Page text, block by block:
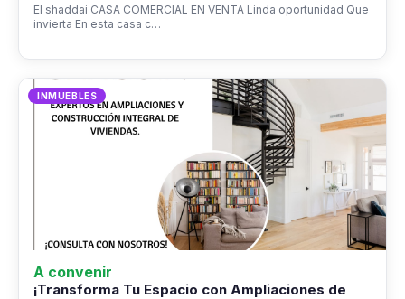
El shaddai CASA COMERCIAL EN VENTA Linda oportunidad Que
invierta En esta casa c…
INMUEBLES
A convenir
¡Transforma Tu Espacio con Ampliaciones de